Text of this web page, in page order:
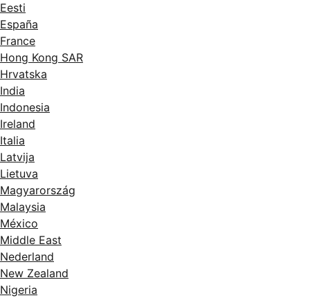
Eesti
España
France
Hong Kong SAR
Hrvatska
India
Indonesia
Ireland
Italia
Latvija
Lietuva
Magyarország
Malaysia
México
Middle East
Nederland
New Zealand
Nigeria